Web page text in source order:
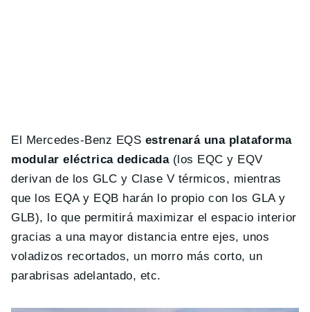
El Mercedes-Benz EQS estrenará una plataforma
modular eléctrica dedicada(los EQC y EQV
derivan de los GLC y Clase V térmicos, mientras
que los EQA y EQB harán lo propio con los GLA y
GLB), lo que permitirá maximizar el espacio interior
gracias a una mayor distancia entre ejes, unos
voladizos recortados, un morro más corto, un
parabrisas adelantado, etc.